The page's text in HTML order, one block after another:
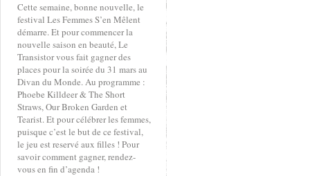
Cette semaine, bonne nouvelle, le
festival Les Femmes S’en Mêlent
démarre. Et pour commencer la
nouvelle saison en beauté, Le
Transistor vous fait gagner des
places pour la soirée du 31 mars au
Divan du Monde. Au programme :
Phoebe Killdeer & The Short
Straws, Our Broken Garden et
Tearist. Et pour célébrer les femmes,
puisque c’est le but de ce festival,
le jeu est reservé aux filles ! Pour
savoir comment gagner, rendez-
vous en fin d’agenda !